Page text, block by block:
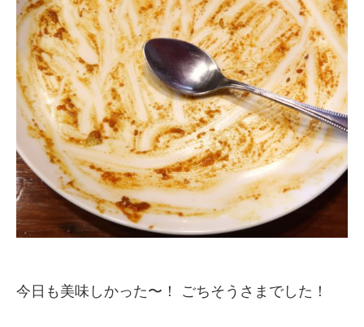
今日も美味しかった〜！ ごちそうさまでした！